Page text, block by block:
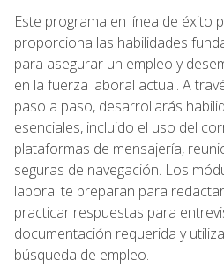
Este programa en línea de éxito
proporciona las habilidades
para asegurar un empleo y
en la fuerza laboral actual. A
paso a paso, desarrollarás
esenciales, incluido el uso del
plataformas de mensajería,
seguras de navegación. Los
laboral te preparan para
practicar respuestas para
documentación requerida y
búsqueda de empleo.